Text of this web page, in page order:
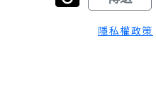
隱私權政策